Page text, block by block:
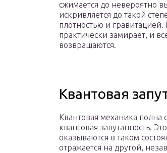
сжимается до невероятно
искривляется до такой
плотностью и
практически замирает, и
возвращаются.
Квантовая
Квантовая механика
квантовая запутанность.
оказываются в таком
отражается на другой,